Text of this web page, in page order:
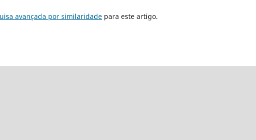
avançada por similaridade para este artigo.